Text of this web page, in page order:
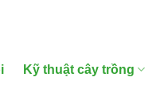
Kỹ thuật cây trồng